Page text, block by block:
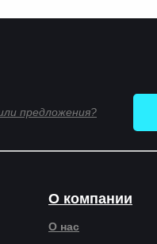
предложения?
О компании
О нас